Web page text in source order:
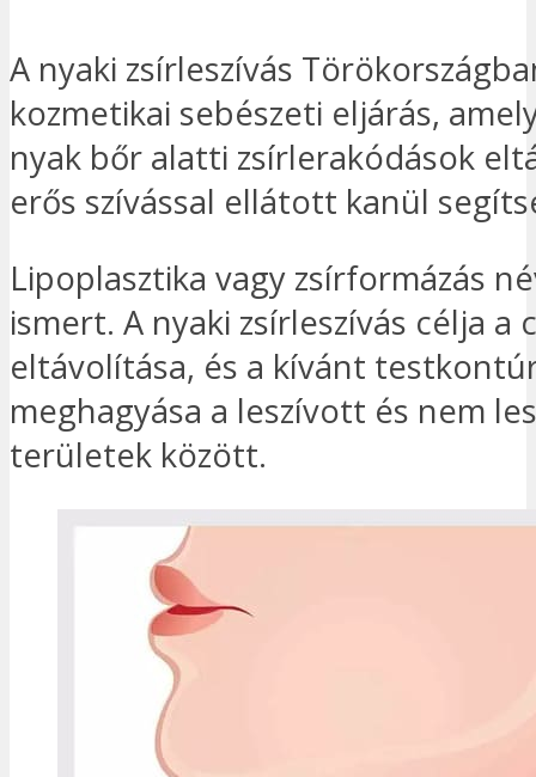
A nyaki zsírleszívás
kozmetikai sebészeti eljárás,
nyak bőr alatti zsírlerakódások
erős szívással ellátott kanül
Lipoplasztika vagy zsírformázás
ismert. A nyaki zsírleszívás célja a
eltávolítása, és a kívánt
meghagyása a leszívott és nem
területek között.